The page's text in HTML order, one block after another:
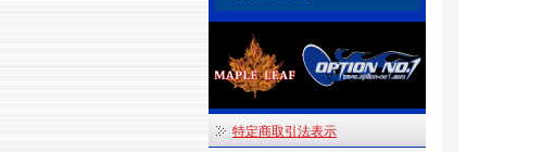
特定商取引法表示